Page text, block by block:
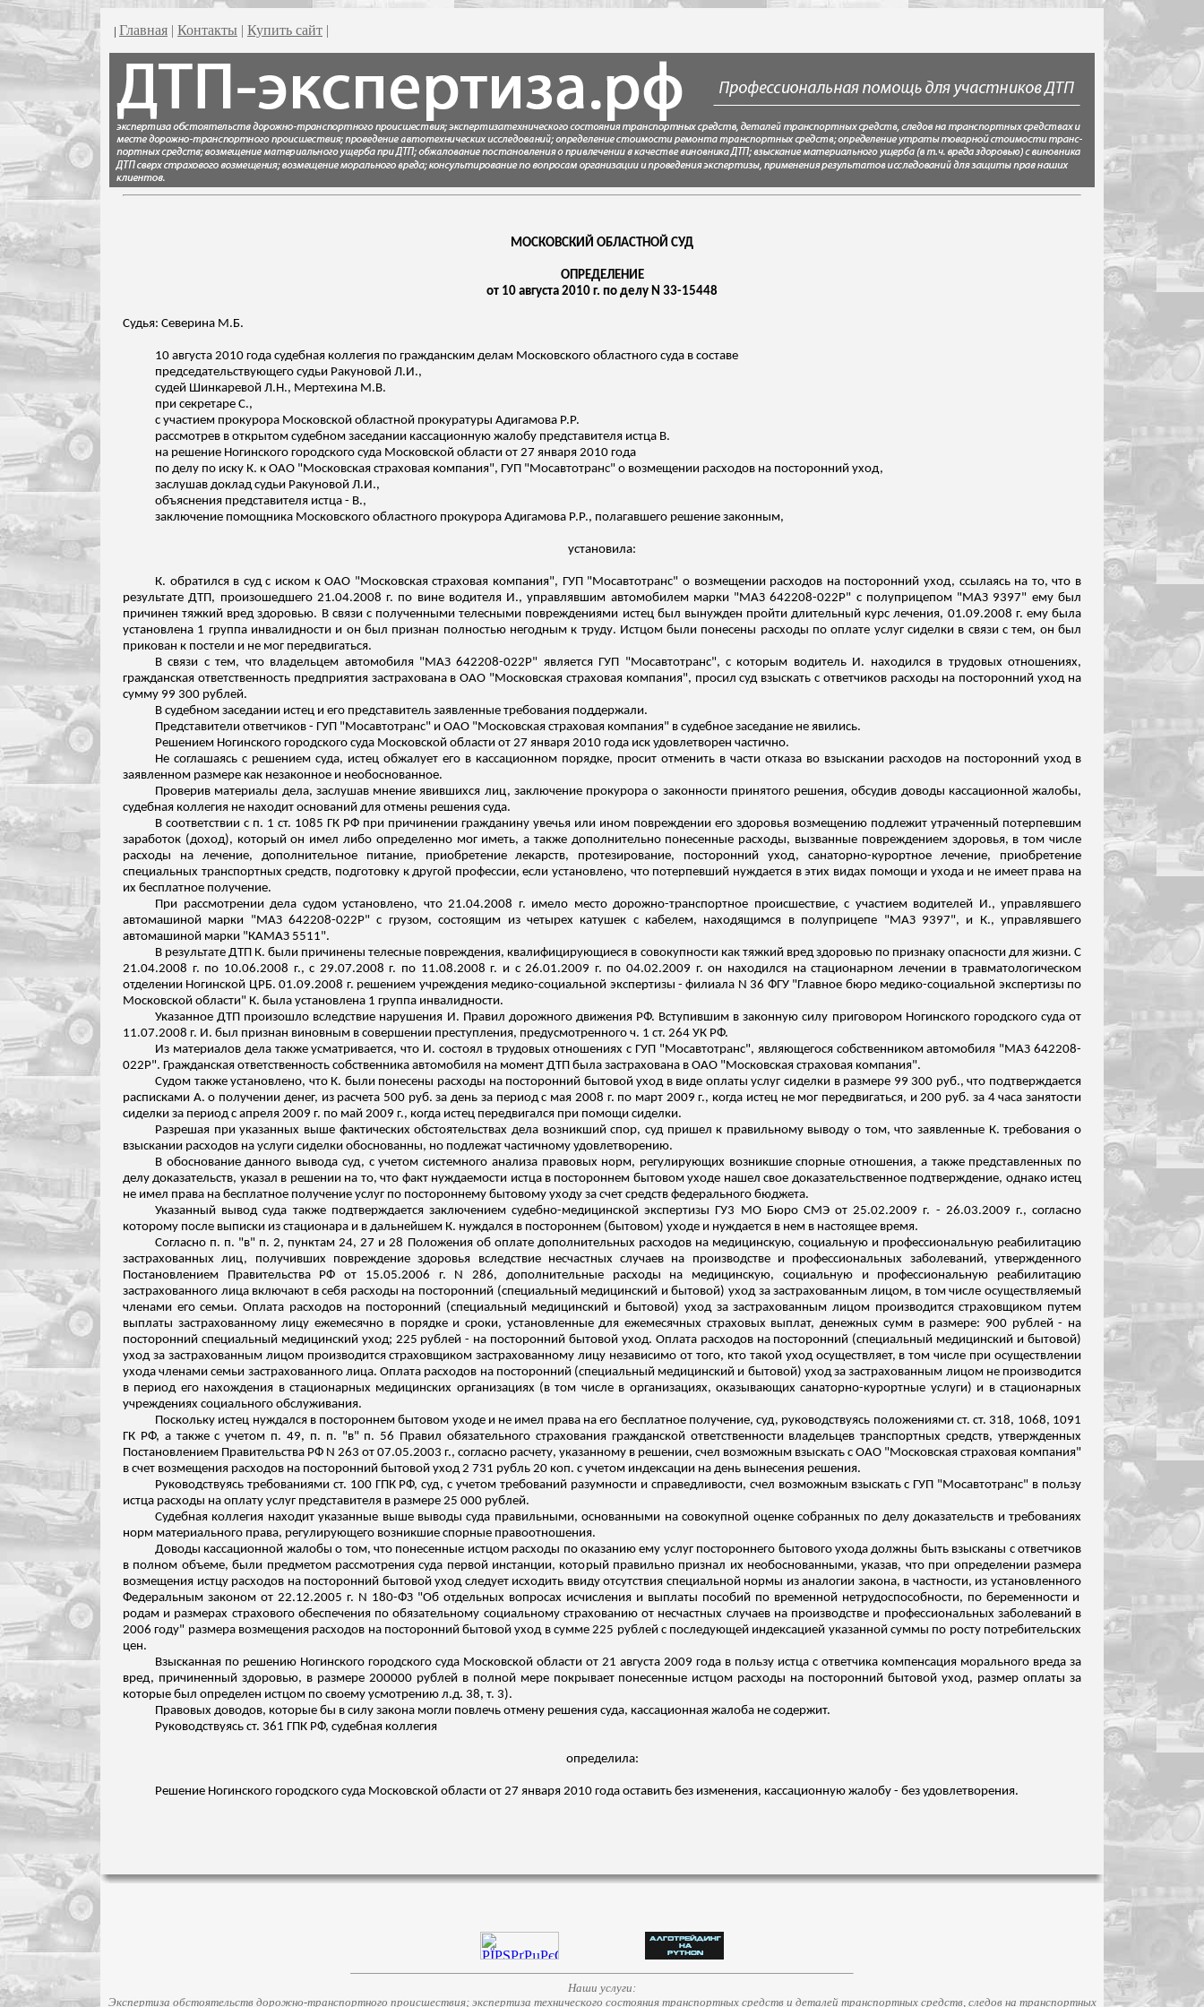
| Главная | Контакты | Купить сайт |
МОСКОВСКИЙ ОБЛАСТНОЙ СУД
ОПРЕДЕЛЕНИЕ
от 10 августа 2010 г. по делу N 33-15448
Судья: Северина М.Б.
10 августа 2010 года судебная коллегия по гражданским делам Московского областного суда в составе
председательствующего судьи Ракуновой Л.И.,
судей Шинкаревой Л.Н., Мертехина М.В.
при секретаре С.,
с участием прокурора Московской областной прокуратуры Адигамова Р.Р.
рассмотрев в открытом судебном заседании кассационную жалобу представителя истца В.
на решение Ногинского городского суда Московской области от 27 января 2010 года
по делу по иску К. к ОАО "Московская страховая компания", ГУП "Мосавтотранс" о возмещении расходов на посторонний уход,
заслушав доклад судьи Ракуновой Л.И.,
объяснения представителя истца - В.,
заключение помощника Московского областного прокурора Адигамова Р.Р., полагавшего решение законным,
установила:
К. обратился в суд с иском к ОАО "Московская страховая компания", ГУП "Мосавтотранс" о возмещении расходов на посторонний уход, ссылаясь на то, что в
результате ДТП, произошедшего 21.04.2008 г. по вине водителя И., управлявшим автомобилем марки "МАЗ 642208-022Р" с полуприцепом "МАЗ 9397" ему был
причинен тяжкий вред здоровью. В связи с полученными телесными повреждениями истец был вынужден пройти длительный курс лечения, 01.09.2008 г. ему была
установлена 1 группа инвалидности и он был признан полностью негодным к труду. Истцом были понесены расходы по оплате услуг сиделки в связи с тем, он был
прикован к постели и не мог передвигаться.
В связи с тем, что владельцем автомобиля "МАЗ 642208-022Р" является ГУП "Мосавтотранс", с которым водитель И. находился в трудовых отношениях,
гражданская ответственность предприятия застрахована в ОАО "Московская страховая компания", просил суд взыскать с ответчиков расходы на посторонний уход на
сумму 99 300 рублей.
В судебном заседании истец и его представитель заявленные требования поддержали.
Представители ответчиков - ГУП "Мосавтотранс" и ОАО "Московская страховая компания" в судебное заседание не явились.
Решением Ногинского городского суда Московской области от 27 января 2010 года иск удовлетворен частично.
Не соглашаясь с решением суда, истец обжалует его в кассационном порядке, просит отменить в части отказа во взыскании расходов на посторонний уход в
заявленном размере как незаконное и необоснованное.
Проверив материалы дела, заслушав мнение явившихся лиц, заключение прокурора о законности принятого решения, обсудив доводы кассационной жалобы,
судебная коллегия не находит оснований для отмены решения суда.
В соответствии с п. 1 ст. 1085 ГК РФ при причинении гражданину увечья или ином повреждении его здоровья возмещению подлежит утраченный потерпевшим
заработок (доход), который он имел либо определенно мог иметь, а также дополнительно понесенные расходы, вызванные повреждением здоровья, в том числе
расходы на лечение, дополнительное питание, приобретение лекарств, протезирование, посторонний уход, санаторно-курортное лечение, приобретение
специальных транспортных средств, подготовку кдругой профессии, если установлено, что потерпевший нуждается в этих видах помощи и ухода и не имеет права на
их бесплатное получение.
При рассмотрении дела судом установлено, что 21.04.2008 г. имело место дорожно-транспортное происшествие, с участием водителей И., управлявшего
автомашиной марки "МАЗ 642208-022Р" с грузом, состоящим из четырех катушек с кабелем, находящимся в полуприцепе "МАЗ 9397", и К., управлявшего
автомашиной марки "КАМАЗ 5511".
В результате ДТП К. были причинены телесные повреждения, квалифицирующиеся в совокупности как тяжкий вред здоровью по признаку опасности для жизни. С
21.04.2008 г. по 10.06.2008 г., с 29.07.2008 г. по 11.08.2008 г. и с 26.01.2009 г. по 04.02.2009 г. он находился на стационарном лечении в травматологическом
отделении Ногинской ЦРБ. 01.09.2008 г. решением учреждения медико-социальной экспертизы - филиала N 36 ФГУ "Главное бюро медико-социальной экспертизы по
Московской области" К. была установлена 1 группа инвалидности.
Указанное ДТП произошло вследствие нарушения И. Правил дорожного движения РФ. Вступившим в законную силу приговором Ногинского городского суда от
11.07.2008 г. И. был признан виновным в совершении преступления, предусмотренного ч. 1 ст. 264 УК РФ.
Из материалов дела также усматривается, что И. состоял в трудовых отношениях с ГУП "Мосавтотранс", являющегося собственником автомобиля "МАЗ 642208-
022Р". Гражданская ответственность собственника автомобиля на момент ДТП была застрахована в ОАО "Московская страховая компания".
Судом также установлено, что К. были понесены расходы на посторонний бытовой уход в виде оплаты услуг сиделки в размере 99 300 руб., что подтверждается
расписками А. о получении денег, из расчета 500 руб. за день за период с мая 2008 г. по март 2009 г., когда истец не мог передвигаться, и 200 руб. за 4 часа занятости
сиделки за периодс апреля 2009 г. по май 2009 г., когда истец передвигался при помощи сиделки.
Разрешая при указанных выше фактических обстоятельствах дела возникший спор, суд пришел к правильному выводу о том, что заявленные К. требования о
взыскании расходов на услуги сиделки обоснованны, но подлежат частичному удовлетворению.
В обоснование данного вывода суд, с учетом системного анализа правовых норм, регулирующих возникшие спорные отношения, а также представленных по
делу доказательств, указал в решении на то, что факт нуждаемости истца в постороннем бытовом уходе нашел свое доказательственное подтверждение, однако истец
не имел права на бесплатное получение услуг по постороннему бытовому уходу за счет средств федерального бюджета.
Указанный вывод суда также подтверждается заключением судебно-медицинской экспертизы ГУ3 МО Бюро СМЭ от 25.02.2009 г. - 26.03.2009 г., согласно
которому после выписки из стационара и в дальнейшем К. нуждался в постороннем (бытовом) уходе и нуждается в нем в настоящее время.
Согласно п. п. "в" п. 2, пунктам 24, 27 и 28 Положения об оплате дополнительных расходов на медицинскую, социальную и профессиональную реабилитацию
застрахованных лиц, получивших повреждение здоровья вследствие несчастных случаев на производстве и профессиональных заболеваний, утвержденного
Постановлением Правительства РФ от 15.05.2006 г. N 286, дополнительные расходы на медицинскую, социальную и профессиональную реабилитацию
застрахованного лица включают в себя расходы на посторонний (специальный медицинский и бытовой) уход за застрахованным лицом, в том числе осуществляемый
членами его семьи. Оплата расходов на посторонний (специальный медицинский и бытовой) уход за застрахованным лицом производится страховщиком путем
выплаты застрахованному лицу ежемесячно в порядке и сроки, установленные для ежемесячных страховых выплат, денежных сумм в размере: 900 рублей - на
посторонний специальный медицинский уход; 225 рублей - на посторонний бытовой уход. Оплата расходов на посторонний (специальный медицинский и бытовой)
уход за застрахованным лицом производится страховщиком застрахованному лицу независимо от того, кто такой уход осуществляет, в том числе при осуществлении
ухода членами семьи застрахованного лица. Оплата расходов на посторонний (специальный медицинский и бытовой) уход за застрахованным лицом не производится
в период его нахождения в стационарных медицинских организациях (в том числе в организациях, оказывающих санаторно-курортные услуги) и в стационарных
учреждениях социального обслуживания.
Поскольку истец нуждался в постороннем бытовом уходе и не имел права на его бесплатное получение, суд, руководствуясь положениями ст. ст. 318, 1068, 1091
ГК РФ, а также с учетом п. 49, п. п. "в" п. 56 Правил обязательного страхования гражданской ответственности владельцев транспортных средств, утвержденных
Постановлением Правительства РФ N 263 от 07.05.2003 г., согласно расчету, указанному в решении, счел возможным взыскать с ОАО "Московская страховая компания"
в счет возмещения расходов на посторонний бытовой уход 2 731 рубль 20 коп. с учетом индексации на день вынесения решения.
Руководствуясь требованиями ст. 100 ГПК РФ, суд, с учетом требований разумности и справедливости, счел возможным взыскать с ГУП "Мосавтотранс" в пользу
истца расходы на оплату услуг представителя в размере 25 000 рублей.
Судебная коллегия находит указанные выше выводы суда правильными, основанными на совокупной оценке собранных по делу доказательств и требованиях
норм материального права, регулирующего возникшие спорные правоотношения.
Доводы кассационной жалобы о том, что понесенные истцом расходы по оказанию ему услуг постороннего бытового ухода должны быть взысканы с ответчиков
в полном объеме, были предметом рассмотрения суда первой инстанции, который правильно признал их необоснованными, указав, что при определении размера
возмещения истцу расходов на посторонний бытовой уход следует исходить ввиду отсутствия специальной нормы из аналогии закона, в частности, из установленного
Федеральным законом от 22.12.2005 г. N 180-ФЗ "Об отдельных вопросах исчисления и выплаты пособий по временной нетрудоспособности, по беременности и
родам и размерах страхового обеспечения по обязательному социальному страхованию от несчастных случаев на производстве и профессиональных заболеваний в
2006 году" размера возмещения расходов на посторонний бытовой уход в сумме 225 рублей с последующей индексацией указанной суммы по росту потребительских
цен.
Взысканная по решению Ногинского городского суда Московской области от 21 августа 2009 года в пользу истца с ответчика компенсация морального вреда за
вред, причиненный здоровью, в размере 200000 рублей в полной мере покрывает понесенные истцом расходы на посторонний бытовой уход, размер оплаты за
которые был определен истцом по своему усмотрению л.д. 38, т. 3).
Правовых доводов, которые бы в силу закона могли повлечь отмену решения суда, кассационная жалоба не содержит.
Руководствуясь ст. 361 ГПК РФ, судебная коллегия
определила:
Решение Ногинского городского суда Московской области от 27 января 2010 года оставить без изменения, кассационную жалобу - без удовлетворения.
Наши услуги:
Экспертиза обстоятельств дорожно-транспортного происшествия; экспертиза технического состояния транспортных средств и деталей транспортных средств, следов на транспортных